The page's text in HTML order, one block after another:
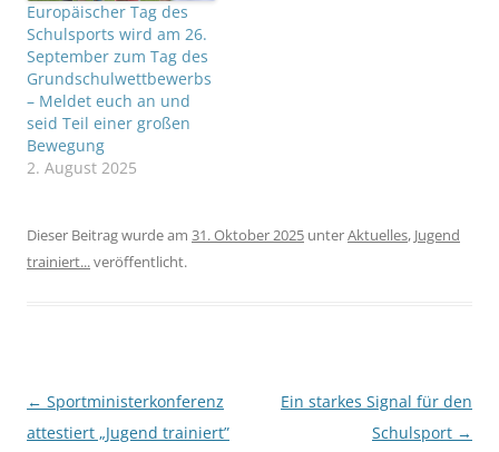
Europäischer Tag des
Schulsports wird am 26.
September zum Tag des
Grundschulwettbewerbs
– Meldet euch an und
seid Teil einer großen
Bewegung
2. August 2025
Dieser Beitrag wurde am 31. Oktober 2025 unterAktuelles, Jugend
trainiert...veröffentlicht.
Beitragsnavigation
← Sportministerkonferenz
attestiert „Jugend trainiert”
Ein starkes Signal für den
Schulsport →